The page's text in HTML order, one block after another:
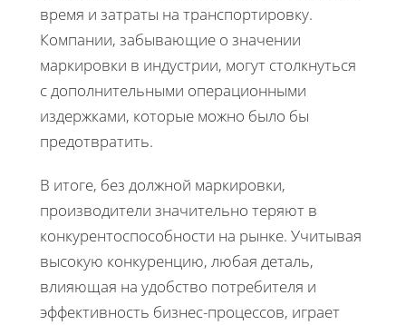
время и затраты на транспортировку.
Компании, забывающие о значении
маркировки в индустрии, могут столкнуться
с дополнительными операционными
издержками, которые можно было бы
предотвратить.
В итоге, без должной маркировки,
производители значительно теряют в
конкурентоспособности на рынке. Учитывая
высокую конкуренцию, любая деталь,
влияющая на удобство потребителя и
эффективность бизнес-процессов, играет